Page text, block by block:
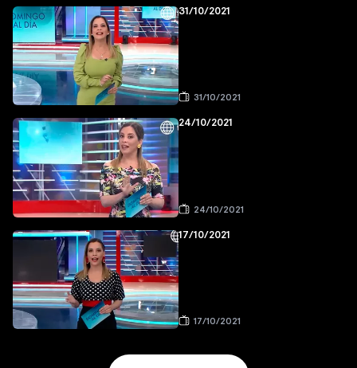
31/10/2021
31/10/2021
24/10/2021
24/10/2021
17/10/2021
17/10/2021